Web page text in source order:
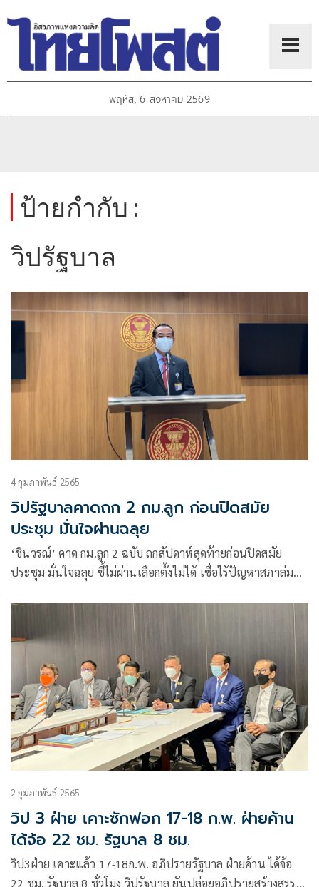
พฤหัส, 6 สิงหาคม 2569
ป้ายกำกับ :
วิปรัฐบาล
4 กุมภาพันธ์ 2565
วิปรัฐบาลคาดถก 2 กม.ลูก ก่อนปิดสมัย
ประชุม มั่นใจผ่านฉลุย
‘ชินวรณ์’ คาด กม.ลูก 2 ฉบับ ถกสัปดาห์สุดท้ายก่อนปิดสมัย
ประชุม มั่นใจฉลุย ชี้ไม่ผ่านเลือกตั้งไม่ได้ เชื่อไร้ปัญหาสภาล่ม
2 กุมภาพันธ์ 2565
วิป 3 ฝ่าย เคาะซักฟอก 17-18 ก.พ. ฝ่ายค้าน
ได้จ้อ 22 ชม. รัฐบาล 8 ชม.
วิป3ฝ่าย เคาะแล้ว 17-18ก.พ. อภิปรายรัฐบาล ฝ่ายค้าน ได้จ้อ
22 ชม. รัฐบาล 8 ชั่วโมง วิปรัฐบาล ยันปล่อยอภิปรายสร้างสรรค์